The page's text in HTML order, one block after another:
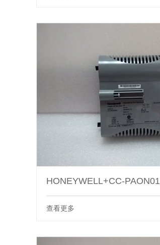
HONEYWELL+CC-PAON01
查看更多